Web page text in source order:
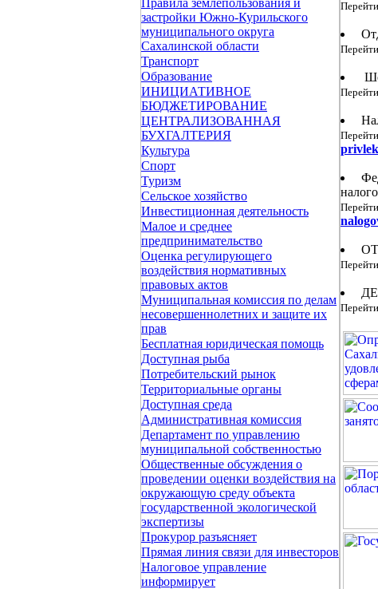
Правила землепользования и
застройки Южно-Курильского
муниципального округа
Сахалинской области
Транспорт
Образование
ИНИЦИАТИВНОЕ
БЮДЖЕТИРОВАНИЕ
ЦЕНТРАЛИЗОВАННАЯ
БУХГАЛТЕРИЯ
Культура
Спорт
Туризм
Сельское хозяйство
Инвестиционная деятельность
Малое и среднее
предпринимательство
Оценка регулирующего
воздействия нормативных
правовых актов
Муниципальная комиссия по делам
несовершеннолетних и защите их
прав
Бесплатная юридическая помощь
Доступная рыба
Потребительский рынок
Территориальные органы
Доступная среда
Административная комиссия
Департамент по управлению
муниципальной собственностью
Общественные обсуждения о
проведении оценки воздействия на
окружающую среду объекта
государственной экологической
экспертизы
Прокурор разъясняет
Прямая линия связи для инвесторов
Налоговое управление
информирует